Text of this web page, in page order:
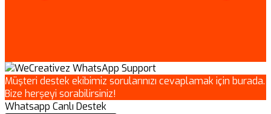
Müşteri destek ekibimiz sorularınızı cevaplamak için burada.
Bize herşeyi sorabilirsiniz!
Whatsapp Canlı Destek